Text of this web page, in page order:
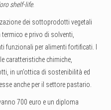
shelf-life.
dei sottoprodotti vegetali
e privo di solventi,
funzionali per alimenti fortificati. I
caratteristiche chimiche,
in un’ottica di sostenibilità ed
anche per il settore pastario.
700 euro e un diploma